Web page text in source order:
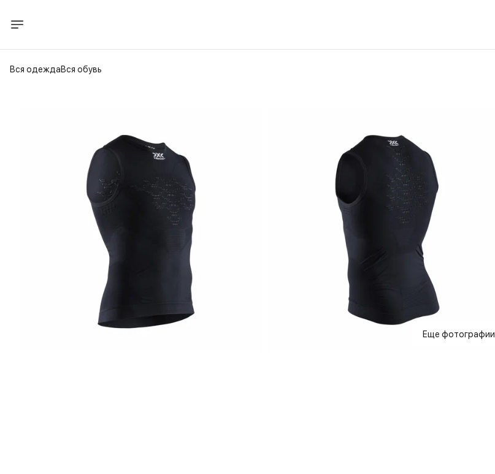
Вся одеждаВся обувь
Еще фотографии